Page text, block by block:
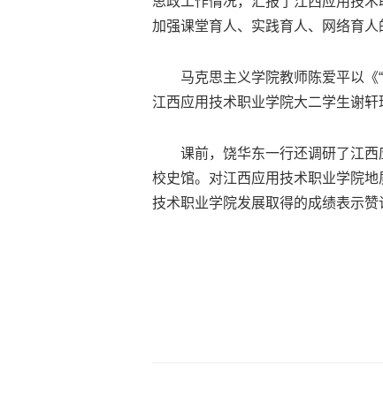
加强课堂育人、实践育人、网络育人
马克思主义学院教师陈爱平以《“
江西应用技术职业学院大二学生谢轩
课前，饶华东一行还调研了江西
校史馆。对江西应用技术职业学院
技术职业学院发展取得的成绩表示